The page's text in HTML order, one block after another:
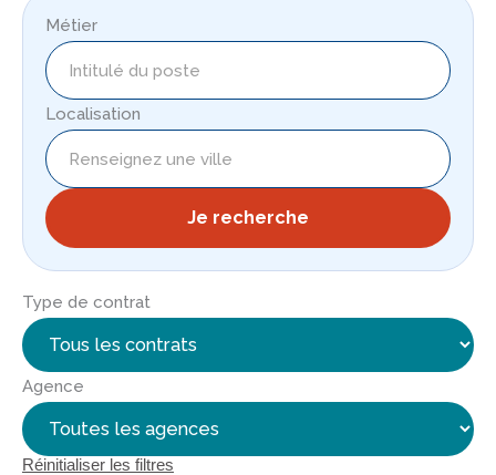
Métier
Localisation
Je recherche
Type de contrat
Agence
Réinitialiser les filtres